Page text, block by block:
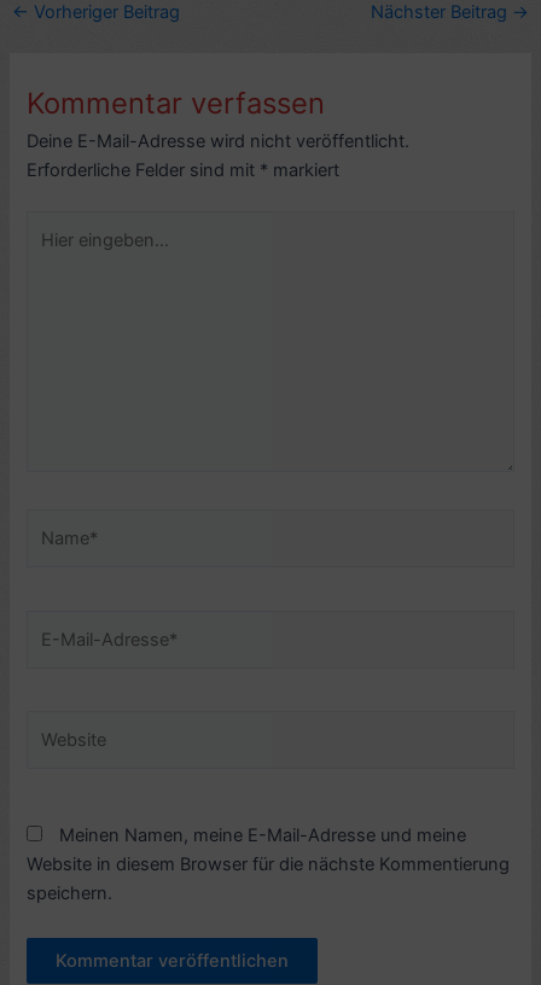
← Vorheriger Beitrag Nächster Beitrag →
Kommentar verfassen
Deine E-Mail-Adresse wird nicht veröffentlicht.
Erforderliche Felder sind mit * markiert
eingeben…
Mail-
Meinen Namen, meine E-Mail-Adresse und meine
Website in diesem Browser für die nächste Kommentierung
speichern.